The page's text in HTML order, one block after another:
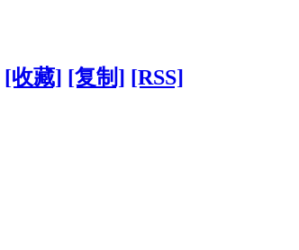
[收藏] [复制] [RSS]